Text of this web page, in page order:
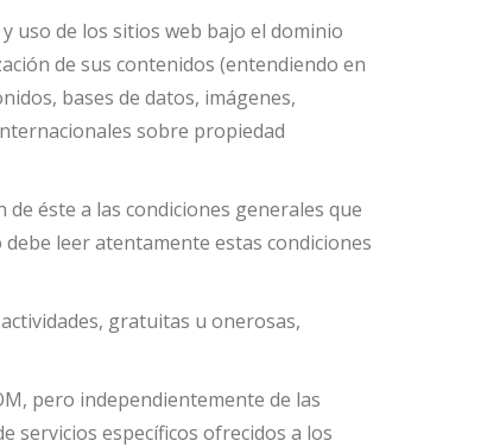
uso de los sitios web bajo el dominio
de sus contenidos (entendiendo en
bases de datos, imágenes,
sobre propiedad
éste a las condiciones generales que
debe leer atentamente estas condiciones
gratuitas u onerosas,
pero independientemente de las
servicios específicos ofrecidos a los